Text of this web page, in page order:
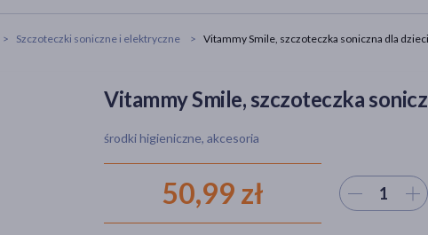
Szczoteczki soniczne i elektryczne Vitammy Smile, szczoteczka soniczna dla
Vitammy Smile, szczoteczka
środki higieniczne, akcesoria
50,99 zł Wybierz ilość